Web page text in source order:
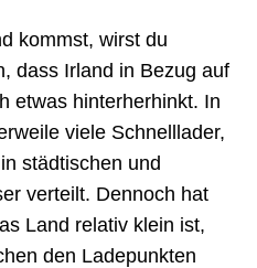
kommst, wirst du
dass Irland in Bezug auf
etwas hinterherhinkt. In
viele Schnelllader,
städtischen und
verteilt. Dennoch hat
Land relativ klein ist,
den Ladepunkten